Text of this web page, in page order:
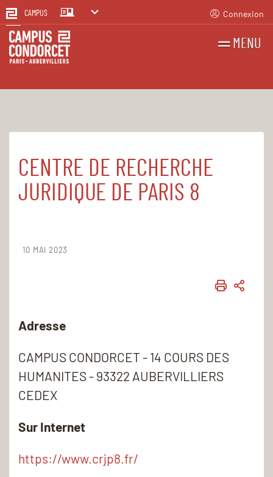
CAMPUS Connexion
MENU
Accueil Structures
CENTRE DE RECHERCHE
JURIDIQUE DE PARIS 8
10 MAI 2023
Adresse
CAMPUS CONDORCET - 14 COURS DES
HUMANITES - 93322 AUBERVILLIERS
CEDEX
Sur Internet
https://www.crjp8.fr/